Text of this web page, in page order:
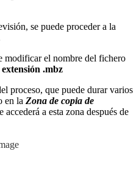
se puede proceder a la
modificar el nombre del fichero
.mbz
proceso, que puede durar varios
en la Zona de copia de
accederá a esta zona después de